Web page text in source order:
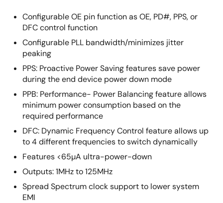
Configurable OE pin function as OE, PD#, PPS, or
DFC control function
Configurable PLL bandwidth/minimizes jitter
peaking
PPS: Proactive Power Saving features save power
during the end device power down mode
PPB: Performance- Power Balancing feature allows
minimum power consumption based on the
required performance
DFC: Dynamic Frequency Control feature allows up
to 4 different frequencies to switch dynamically
Features <65µA ultra-power-down
Outputs: 1MHz to 125MHz
Spread Spectrum clock support to lower system
EMI